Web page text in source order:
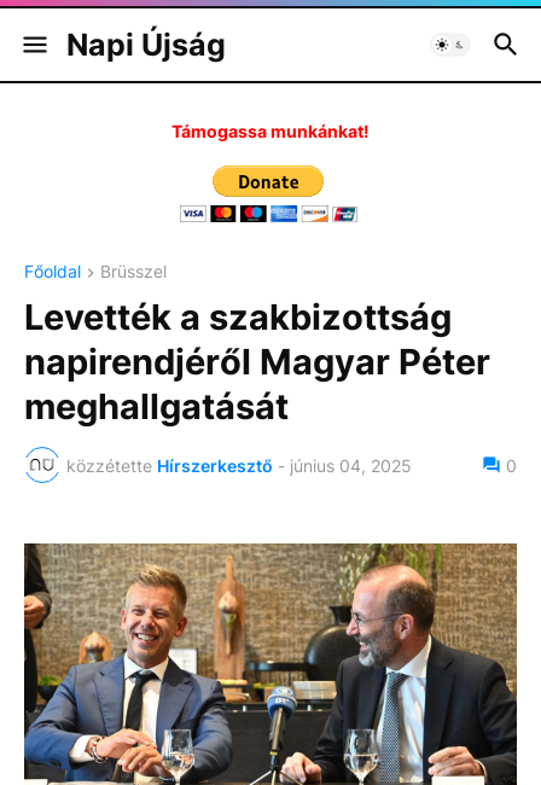
Napi Újság
Támogassa munkánkat!
Főoldal Brüsszel
Levették a szakbizottság
napirendjéről Magyar Péter
meghallgatását
közzétette Hírszerkesztő - június 04, 2025 0